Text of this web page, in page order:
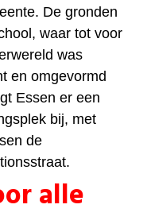
De gronden
waar tot voor
was
en omgevormd
Essen er een
bij, met
de
alle